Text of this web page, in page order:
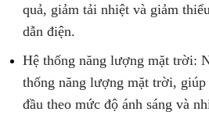
quả, giảm tải nhiệt và giảm
dẫn điện.
Hệ thống năng lượng mặt trời:
thống năng lượng mặt trời, giúp
đầu theo mức độ ánh sáng và